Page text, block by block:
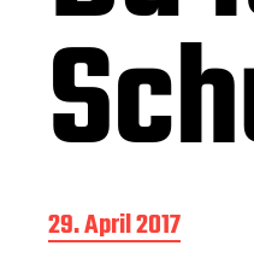
B
e
29. April 2017